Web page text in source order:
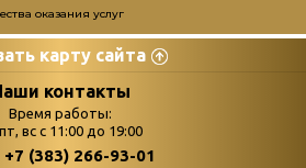
оказания услуг
карту сайта
контакты
Время работы:
вс с 11:00 до 19:00
+7 (383) 266-93-01